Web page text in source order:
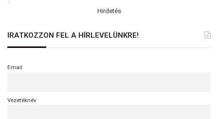
Hirdetés
IRATKOZZON FEL A HÍRLEVELÜNKRE!
Email
Vezetéknév